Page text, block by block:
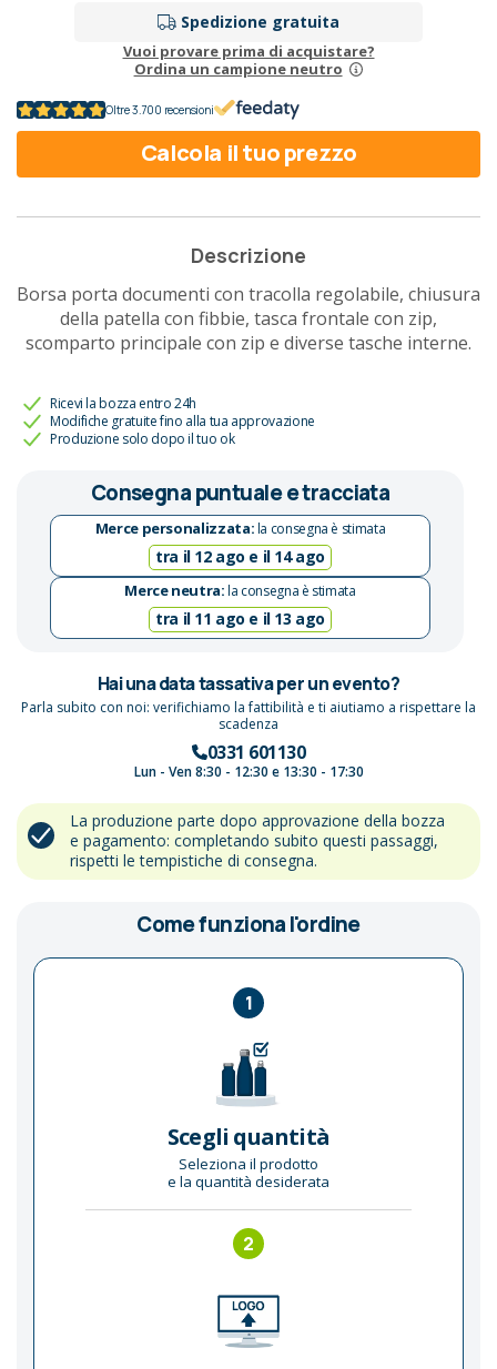
Spedizione gratuita
Vuoi provare prima di acquistare?
Ordina un campione neutro
Oltre 3.700 recensioni
Calcola il tuo prezzo
Descrizione
Borsa porta documenti con tracolla regolabile, chiusura
della patella con fibbie, tasca frontale con zip,
scomparto principale con zip e diverse tasche interne.
Ricevi la bozza entro 24h
Modifiche gratuite fino alla tua approvazione
Produzione solo dopo il tuo ok
Consegna puntuale e tracciata
Merce personalizzata:la consegna è stimata
tra il 12 ago e il 14 ago
Merce neutra:la consegna è stimata
tra il 11 ago e il 13 ago
Hai una data tassativa per un evento?
Parla subito con noi: verifichiamo la fattibilità e ti aiutiamo a rispettare la
scadenza
0331 601130
Lun - Ven 8:30 - 12:30 e 13:30 - 17:30
La produzione parte dopo approvazione della bozza
e pagamento: completando subito questi passaggi,
rispetti le tempistiche di consegna.
Come funziona l'ordine
1
Scegli quantità
Seleziona il prodotto
e la quantità desiderata
2